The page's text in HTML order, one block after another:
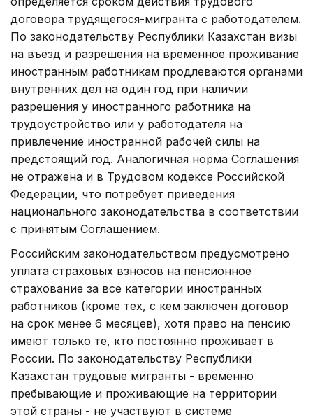
договора трудящегося-мигранта с работодателем.
По законодательству Республики Казахстан визы
на въезд и разрешения на временное проживание
иностранным работникам продлеваются органами
внутренних дел на один год при наличии
разрешения у иностранного работника на
трудоустройство или у работодателя на
привлечение иностранной рабочей силы на
предстоящий год. Аналогичная норма Соглашения
не отражена и в Трудовом кодексе Российской
Федерации, что потребует приведения
национального законодательства в соответствии
с принятым Соглашением.
Российским законодательством предусмотрено
уплата страховых взносов на пенсионное
страхование за все категории иностранных
работников (кроме тех, с кем заключен договор
на срок менее 6 месяцев), хотя право на пенсию
имеют только те, кто постоянно проживает в
России. По законодательству Республики
Казахстан трудовые мигранты - временно
пребывающие и проживающие на территории
этой страны - не участвуют в системе